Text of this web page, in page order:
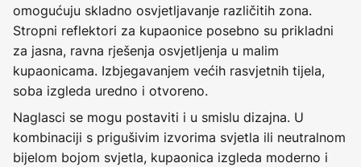
omogućuju skladno osvjetljavanje različitih zona.
Stropni reflektori za kupaonice posebno su prikladni
za jasna, ravna rješenja osvjetljenja u malim
kupaonicama. Izbjegavanjem većih rasvjetnih tijela,
soba izgleda uredno i otvoreno.
Naglasci se mogu postaviti i u smislu dizajna. U
kombinaciji s prigušivim izvorima svjetla ili neutralnom
bijelom bojom svjetla, kupaonica izgleda moderno i